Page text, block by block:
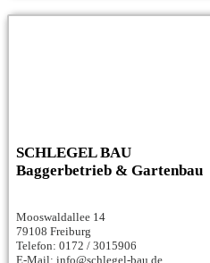
SCHLEGEL BAU
Baggerbetrieb & Gartenbau
Mooswaldallee 14
79108 Freiburg
Telefon: 0172 / 3015906
E-Mail: info@schlegel-bau.de